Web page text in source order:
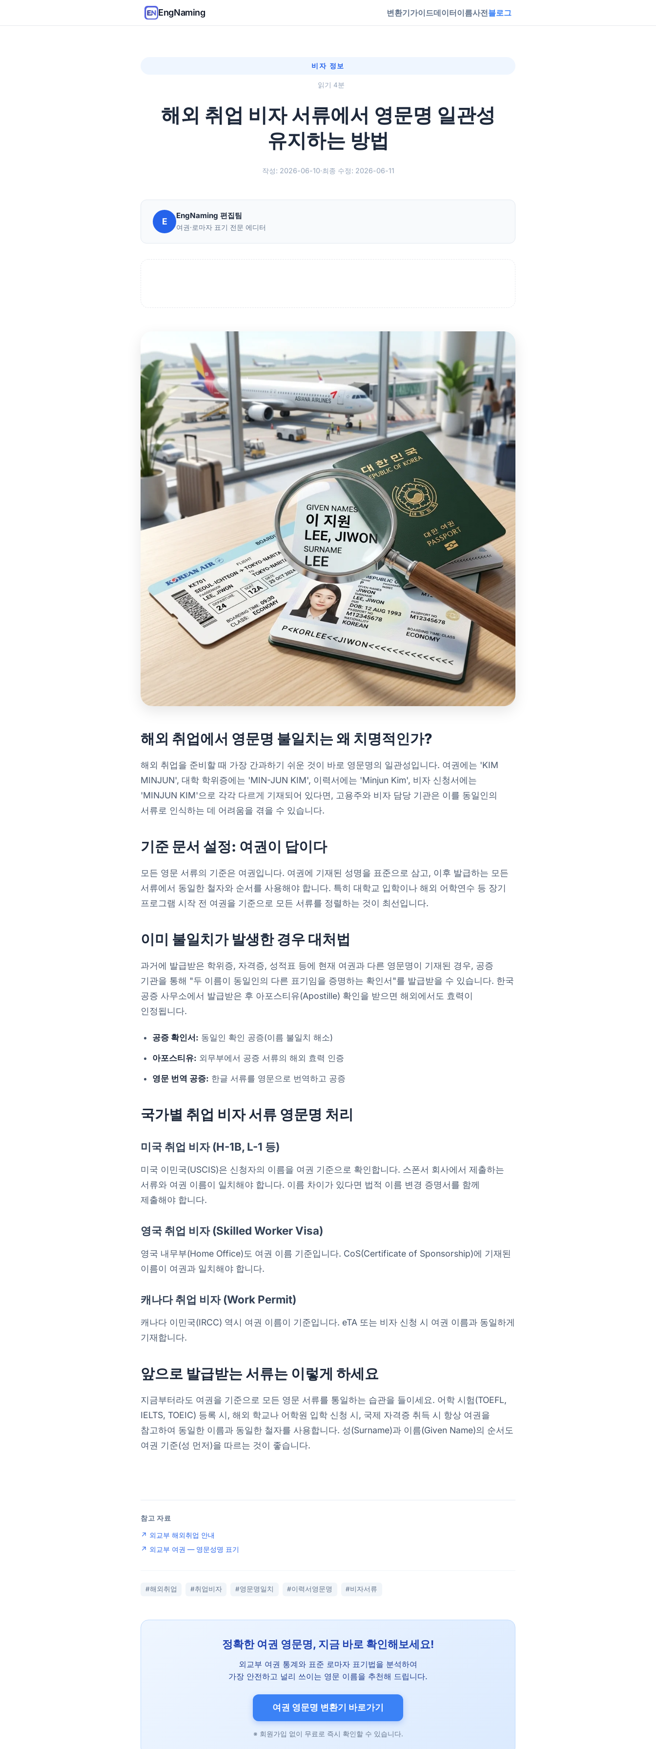
EngNaming 변환기가이드데이터이름사전블로그
비자 정보
읽기 4분
해외 취업 비자 서류에서 영문명 일관성
유지하는 방법
작성: 2026-06-10·최종 수정: 2026-06-11
E
EngNaming 편집팀
여권·로마자 표기 전문 에디터
해외 취업에서 영문명 불일치는 왜 치명적인가?
해외 취업을 준비할 때 가장 간과하기 쉬운 것이 바로 영문명의 일관성입니다. 여권에는 'KIM
MINJUN', 대학 학위증에는 'MIN-JUN KIM', 이력서에는 'Minjun Kim', 비자 신청서에는
'MINJUN KIM'으로 각각 다르게 기재되어 있다면, 고용주와 비자 담당 기관은 이를 동일인의
서류로 인식하는 데 어려움을 겪을 수 있습니다.
기준 문서 설정: 여권이 답이다
모든 영문 서류의 기준은 여권입니다. 여권에 기재된 성명을 표준으로 삼고, 이후 발급하는 모든
서류에서 동일한 철자와 순서를 사용해야 합니다. 특히 대학교 입학이나 해외 어학연수 등 장기
프로그램 시작 전 여권을 기준으로 모든 서류를 정렬하는 것이 최선입니다.
이미 불일치가 발생한 경우 대처법
과거에 발급받은 학위증, 자격증, 성적표 등에 현재 여권과 다른 영문명이 기재된 경우, 공증
기관을 통해 "두 이름이 동일인의 다른 표기임을 증명하는 확인서"를 발급받을 수 있습니다. 한국
공증 사무소에서 발급받은 후 아포스티유(Apostille) 확인을 받으면 해외에서도 효력이
인정됩니다.
공증 확인서: 동일인 확인 공증(이름 불일치 해소)
아포스티유: 외무부에서 공증 서류의 해외 효력 인증
영문 번역 공증: 한글 서류를 영문으로 번역하고 공증
국가별 취업 비자 서류 영문명 처리
미국 취업 비자 (H-1B, L-1 등)
미국 이민국(USCIS)은 신청자의 이름을 여권 기준으로 확인합니다. 스폰서 회사에서 제출하는
서류와 여권 이름이 일치해야 합니다. 이름 차이가 있다면 법적 이름 변경 증명서를 함께
제출해야 합니다.
영국 취업 비자 (Skilled Worker Visa)
영국 내무부(Home Office)도 여권 이름 기준입니다. CoS(Certificate of Sponsorship)에 기재된
이름이 여권과 일치해야 합니다.
캐나다 취업 비자 (Work Permit)
캐나다 이민국(IRCC) 역시 여권 이름이 기준입니다. eTA 또는 비자 신청 시 여권 이름과 동일하게
기재합니다.
앞으로 발급받는 서류는 이렇게 하세요
지금부터라도 여권을 기준으로 모든 영문 서류를 통일하는 습관을 들이세요. 어학 시험(TOEFL,
IELTS, TOEIC) 등록 시, 해외 학교나 어학원 입학 신청 시, 국제 자격증 취득 시 항상 여권을
참고하여 동일한 이름과 동일한 철자를 사용합니다. 성(Surname)과 이름(Given Name)의 순서도
여권 기준(성 먼저)을 따르는 것이 좋습니다.
참고 자료
↗ 외교부 해외취업 안내
↗ 외교부 여권 — 영문성명 표기
#해외취업 #취업비자 #영문명일치 #이력서영문명 #비자서류
정확한 여권 영문명, 지금 바로 확인해보세요!
외교부 여권 통계와 표준 로마자 표기법을 분석하여
가장 안전하고 널리 쓰이는 영문 이름을 추천해 드립니다.
여권 영문명 변환기 바로가기
※ 회원가입 없이 무료로 즉시 확인할 수 있습니다.